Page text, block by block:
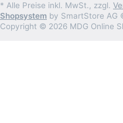
* Alle Preise inkl. MwSt., zzgl.
Shopsystem by SmartStore AG
Copyright © 2026 MDG Online